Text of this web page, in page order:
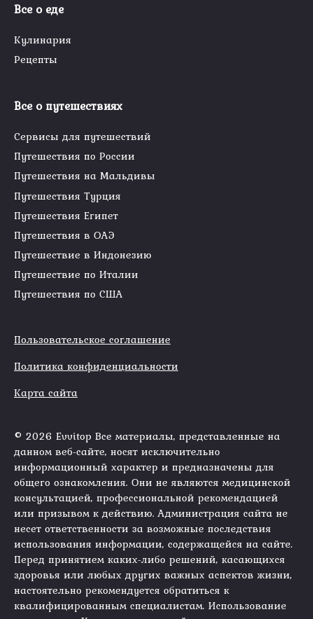
Все о еде
Кулинария
Рецепты
Все о путешествиях
Сервисы для путешествий
Путешествия по России
Путешествия на Мальдивы
Путешествия Турция
Путешествия Египет
Путешествия в ОАЭ
Путешествие в Индонезию
Путешествие по Италии
Путешествия по США
Пользовательское соглашение
Политика конфиденциальности
Карта сайта
© 2026 Evvitop Все материалы, представленные на
данном веб-сайте, носят исключительно
информационный характер и предназначены для
общего ознакомления. Они не являются медицинской
консультацией, профессиональной рекомендацией
или призывом к действию. Администрация сайта не
несет ответственности за возможные последствия
использования информации, содержащейся на сайте.
Перед принятием каких-либо решений, касающихся
здоровья или любых других важных аспектов жизни,
настоятельно рекомендуется обратиться к
квалифицированным специалистам. Использование